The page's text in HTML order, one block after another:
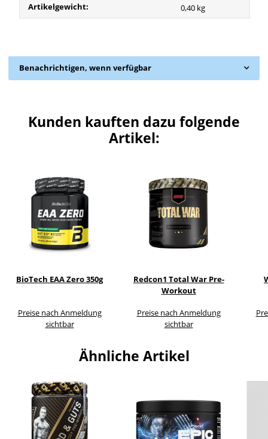
Artikelgewicht:
0,40 kg
Benachrichtigen, wenn verfügbar
Kunden kauften dazu folgende
Artikel:
BioTech EAA Zero 350g
Preise nach Anmeldung
sichtbar
Redcon1 Total War Pre-
Workout
Preise nach Anmeldung
sichtbar
Ähnliche Artikel